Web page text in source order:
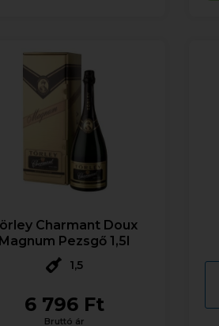
Charmant Doux
Pezsgő 1,5l
1,5
6 796 Ft
Bruttó ár